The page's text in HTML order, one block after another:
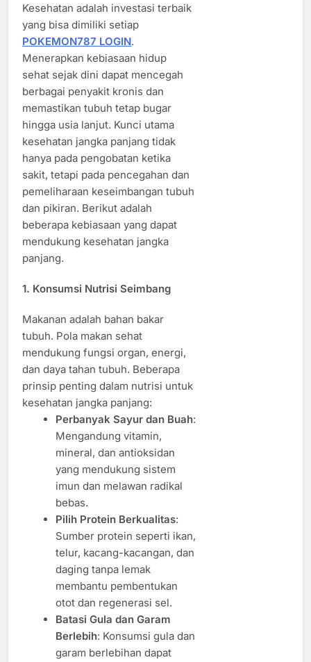
Kesehatan adalah investasi terbaik
yang bisa dimiliki setiap
POKEMON787 LOGIN.
Menerapkan kebiasaan hidup
sehat sejak dini dapat mencegah
berbagai penyakit kronis dan
memastikan tubuh tetap bugar
hingga usia lanjut. Kunci utama
kesehatan jangka panjang tidak
hanya pada pengobatan ketika
sakit, tetapi pada pencegahan dan
pemeliharaan keseimbangan tubuh
dan pikiran. Berikut adalah
beberapa kebiasaan yang dapat
mendukung kesehatan jangka
panjang.
1. Konsumsi Nutrisi Seimbang
Makanan adalah bahan bakar
tubuh. Pola makan sehat
mendukung fungsi organ, energi,
dan daya tahan tubuh. Beberapa
prinsip penting dalam nutrisi untuk
kesehatan jangka panjang:
Perbanyak Sayur dan Buah:
Mengandung vitamin,
mineral, dan antioksidan
yang mendukung sistem
imun dan melawan radikal
bebas.
Pilih Protein Berkualitas:
Sumber protein seperti ikan,
telur, kacang-kacangan, dan
daging tanpa lemak
membantu pembentukan
otot dan regenerasi sel.
Batasi Gula dan Garam
Berlebih: Konsumsi gula dan
garam berlebihan dapat